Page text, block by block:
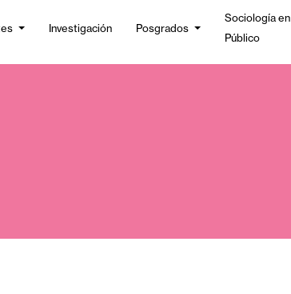
Investigación Posgrados
Sociología en
Público